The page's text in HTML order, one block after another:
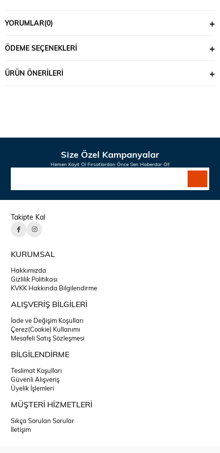
YORUMLAR(0)
ÖDEME SEÇENEKLERI
ÜRÜN ÖNERILERI
Size Özel Kampanyalar
Hemen Kayıt Ol Fırsatlardan Önce Sen Haberdar Ol!
Takipte Kal
KURUMSAL
Hakkımızda
Gizlilik Politikası
KVKK Hakkında Bilgilendirme
ALIŞVERİŞ BİLGİLERİ
İade ve Değişim Koşulları
Çerez(Cookie) Kullanımı
Mesafeli Satış Sözleşmesi
BİLGİLENDİRME
Teslimat Koşulları
Güvenli Alışveriş
Üyelik İşlemleri
MÜŞTERİ HİZMETLERİ
Sıkça Sorulan Sorular
İletişim